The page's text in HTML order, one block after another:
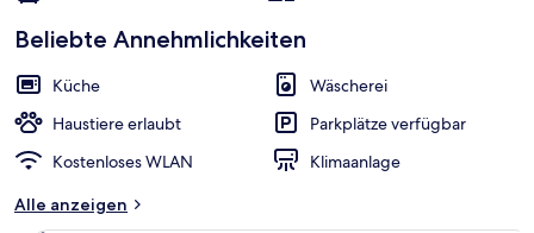
Beliebte Annehmlichkeiten
Küche
Wäscherei
Haustiere erlaubt
Parkplätze verfügbar
Kostenloses WLAN
Klimaanlage
Alle anzeigen